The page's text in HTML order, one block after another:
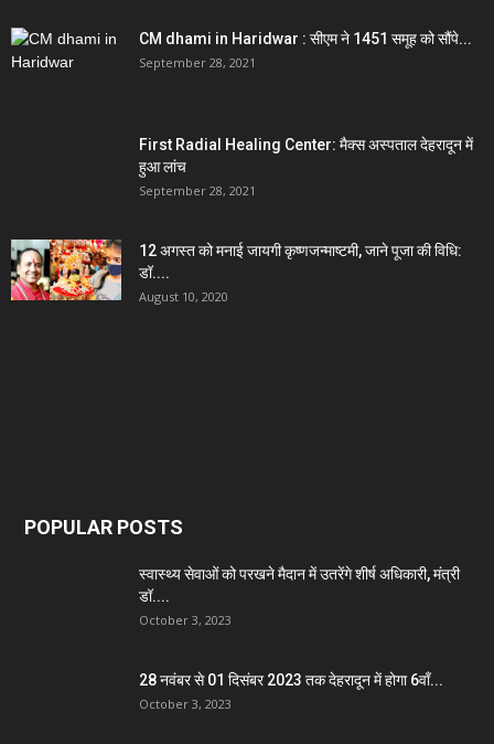
CM dhami in Haridwar : सीएम ने 1451 समूह को सौंपे...
September 28, 2021
First Radial Healing Center: मैक्स अस्पताल देहरादून में
हुआ लांच
September 28, 2021
12 अगस्त को मनाई जायगी कृष्णजन्माष्टमी, जाने पूजा की विधि:
डॉ....
August 10, 2020
POPULAR POSTS
स्वास्थ्य सेवाओं को परखने मैदान में उतरेंगे शीर्ष अधिकारी, मंत्री
डॉ....
October 3, 2023
28 नवंबर से 01 दिसंबर 2023 तक देहरादून में होगा 6वाँ...
October 3, 2023